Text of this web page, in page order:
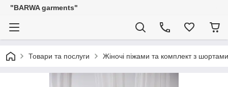
"BARWA garments"
Товари та послуги Жіночі піжами та комплект з шортами